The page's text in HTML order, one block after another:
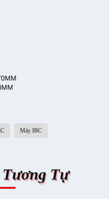
Máy IBC
Tương Tự